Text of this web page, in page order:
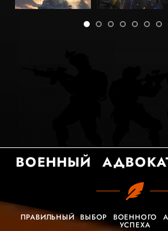
ВОЕННЫЙ
ПРАВИЛЬНЫЙ ВЫБОР ВОЕННОГО
УСПЕХА